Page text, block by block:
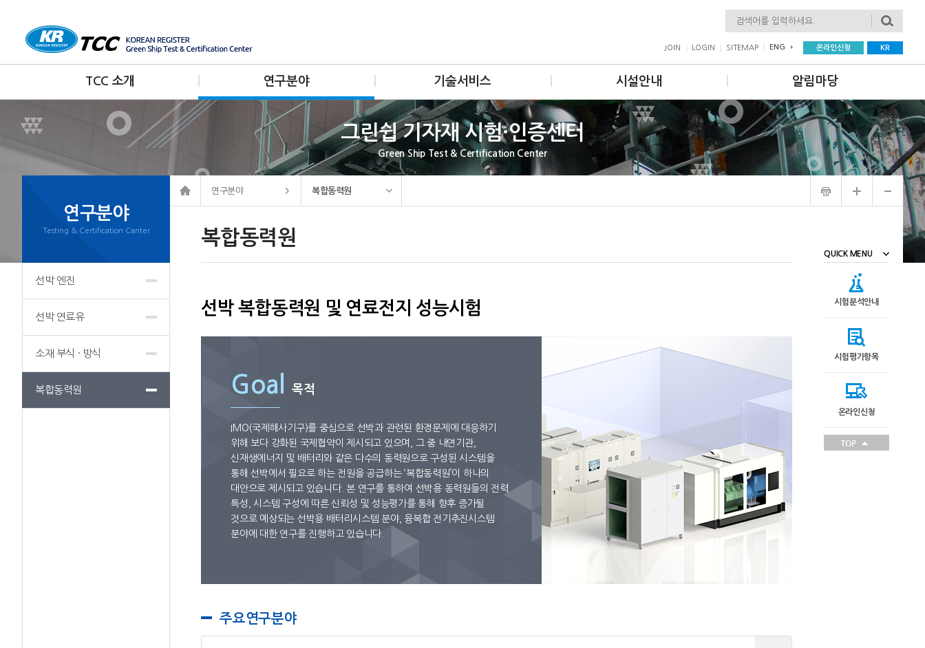
JOIN LOGIN SITEMAP ENG 온라인신청 KR
TCC 소개 연구분야 기술서비스 시설안내 알림마당
그린쉽 기자재 시험·인증센터
Green Ship Test & Certification Center
연구분야
Testing & Certification Canter
선박 엔진
선박 연료유
소재 부식 · 방식
복합동력원
연구분야 복합동력원
복합동력원
선박 복합동력원 및 연료전지 성능시험
Goal 목적
IMO(국제해사기구)를 중심으로 선박과 관련된 환경문제에 대응하기
위해 보다 강화된 국제협약이 제시되고 있으며, 그 중 내연기관,
신재생에너지 및 배터리와 같은 다수의 동력원으로 구성된 시스템을
통해 선박에서 필요로 하는 전원을 공급하는 ‘복합동력원’이 하나의
대안으로 제시되고 있습니다. 본 연구를 통하여 선박용 동력원들의 전력
특성, 시스템 구성에 따른 신뢰성 및 성능평가를 통해 향후 증가될
것으로 예상되는 선박용 배터리시스템 분야, 융복합 전기추진시스템
분야에 대한 연구를 진행하고 있습니다.
주요연구분야
QUICK MENU
시험분석안내
시험평가항목
온라인신청